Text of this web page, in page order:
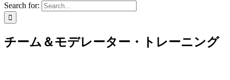
Search for:
チーム＆モデレーター・トレーニング